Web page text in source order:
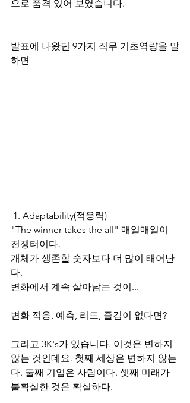
으로 품격 있어 보였습니다.
발표에 나왔던 9가지 직무 기초역량을 말
하면
1. Adaptability(적응력)
"The winner takes the all" 매일매일이
전쟁터이다.
개체가 생존할 숫자보다 더 많이 태어난
다.
변화에서 계속 살아남는 것이...
변화 적응, 예측, 리드, 즐김이 없다면?
그리고 3K's가 있습니다. 이것은 변하지
않는 것인데요. 첫째 세상은 변하지 않는
다. 둘째 기업은 사람이다. 셋째 미래가
불확실한 것은 확실하다.